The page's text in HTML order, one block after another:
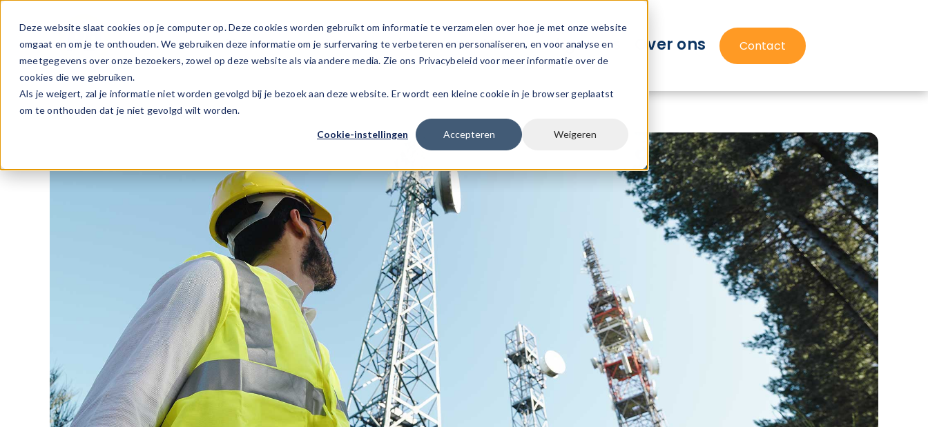
Deze website slaat cookies op je computer op. Deze cookies worden gebruikt om informatie te verzamelen over hoe je met onze website
omgaat en om je te onthouden. We gebruiken deze informatie om je surfervaring te verbeteren en personaliseren, en voor analyse en
meetgegevens over onze bezoekers, zowel op deze website als via andere media. Zie ons Privacybeleid voor meer informatie over de
cookies die we gebruiken.
Als je weigert, zal je informatie niet worden gevolgd bij je bezoek aan deze website. Er wordt een kleine cookie in je browser geplaatst
om te onthouden dat je niet gevolgd wilt worden.
Cookie-instellingen Accepteren Weigeren
naar
inhoud
Vacatures Voor werknemers Voor werkgevers Over ons Contact